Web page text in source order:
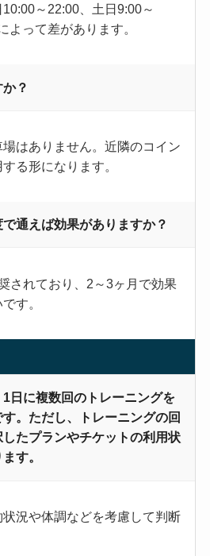
～22:00、土日9:00～
よって差があります。
？
はありません。近隣のコイン
る形になります。
通えば効果がありますか？
されており、2～3ヶ月で効果
す。
日に複数回のトレーニングを
。ただし、トレーニングの回
たプランやチケットの利用状
す。
況や体調などを考慮して判断